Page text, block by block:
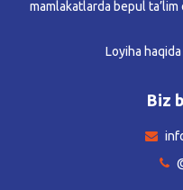
mamlakatlarda bepul
Loyiha haqida
Biz